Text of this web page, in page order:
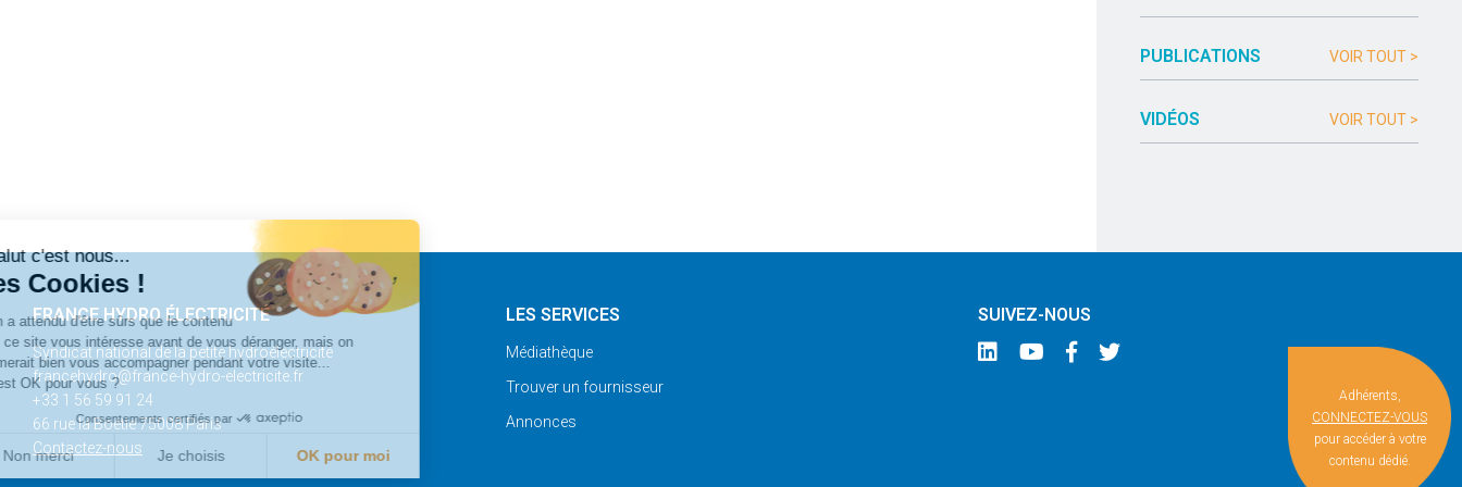
PUBLICATIONS VOIR TOUT >
VIDÉOS VOIR TOUT >
FRANCE HYDRO ÉLECTRICITÉ
Syndicat national de la petite hydroélectricité
francehydro@france-hydro-electricite.fr
+33 1 56 59 91 24
66 rue la Boétie 75008 Paris
Contactez-nous
LES SERVICES
Médiathèque
Trouver un fournisseur
Annonces
SUIVEZ-NOUS
Adhérents,
CONNECTEZ-VOUS
pour accéder à votre
contenu dédié.
Salut c'est nous...
les Cookies !
On a attendu d'être sûrs que le contenu
de ce site vous intéresse avant de vous déranger, mais on
aimerait bien vous accompagner pendant votre visite...
C'est OK pour vous ?
Consentements certifiés par
Non merci Je choisis OK pour moi